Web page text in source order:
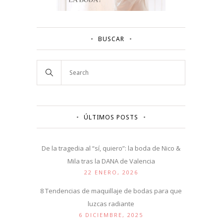
BUSCAR
ÚLTIMOS POSTS
De la tragedia al “sí, quiero”: la boda de Nico &
Mila tras la DANA de Valencia
22 ENERO, 2026
8 Tendencias de maquillaje de bodas para que
luzcas radiante
6 DICIEMBRE, 2025